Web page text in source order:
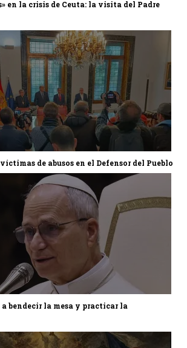
en la crisis de Ceuta: la visita del Padre
de abusos en el Defensor del Pueblo
bendecir la mesa y practicar la